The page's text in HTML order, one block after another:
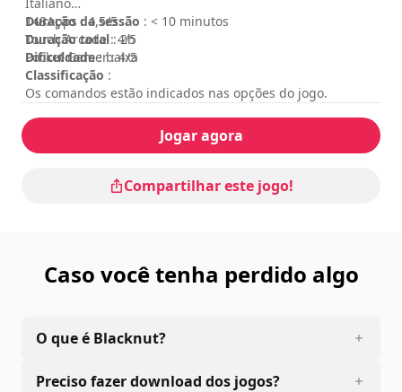
Duração da sessão : < 10 minutos
Duração total: 2h
Dificuldade: baixa
Classificação :
148Apps : 4,5/5
Touch Arcade : 4/5
Pocket Gamer : 4/5
Os comandos estão indicados nas opções do jogo.
Jogar agora
Compartilhar este jogo!
Caso você tenha perdido algo
O que é Blacknut?
Preciso fazer download dos jogos?